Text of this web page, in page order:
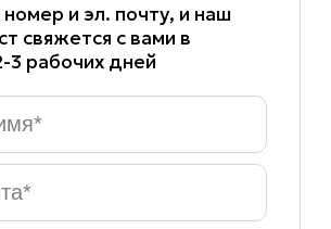
и эл. почту, и наш
свяжется с вами в
3 рабочих дней